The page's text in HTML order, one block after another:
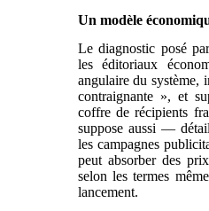
Un modèle
Le diagnostic posé
les éditoriaux
angulaire du système,
contraignante », et
coffre de récipients
suppose aussi —
les campagnes
peut absorber des
selon les termes
lancement.